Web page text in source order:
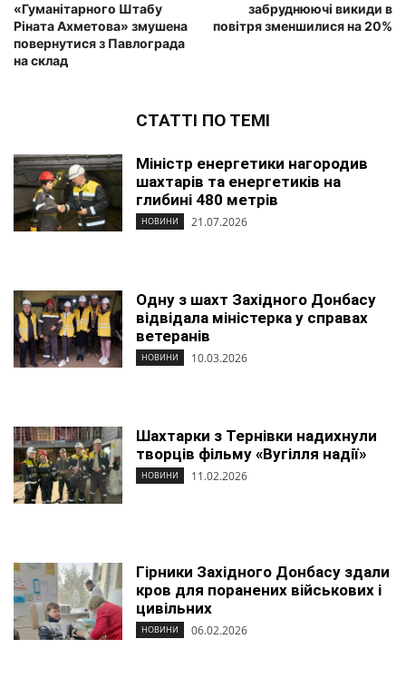
«Гуманітарного Штабу
Ріната Ахметова» змушена
повернутися з Павлограда
на склад
забруднюючі викиди в
повітря зменшилися на 20%
СТАТТІ ПО ТЕМІ
Міністр енергетики нагородив
шахтарів та енергетиків на
глибині 480 метрів
НОВИНИ 21.07.2026
Одну з шахт Західного Донбасу
відвідала міністерка у справах
ветеранів
НОВИНИ 10.03.2026
Шахтарки з Тернівки надихнули
творців фільму «Вугілля надії»
НОВИНИ 11.02.2026
Гірники Західного Донбасу здали
кров для поранених військових і
цивільних
НОВИНИ 06.02.2026